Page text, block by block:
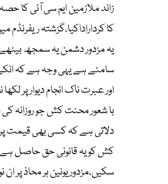
زائد ملازمین ایم سی آئی کا
کا کرداراداکیا،گزشتہ
یہ مزدور دشمن یہ سمجھ
سامنے ہے یہی وجہ ہے کہ انکے
اور عبرت ناک انجام دیوارپر
با شعور محنت کش جو روزانہ کی
دلاتی ہے کہ کسی بھی قیمت
کش کو یہ قانونی حق حاصل
سکیں،مزدور یونین ہر محاذ پر